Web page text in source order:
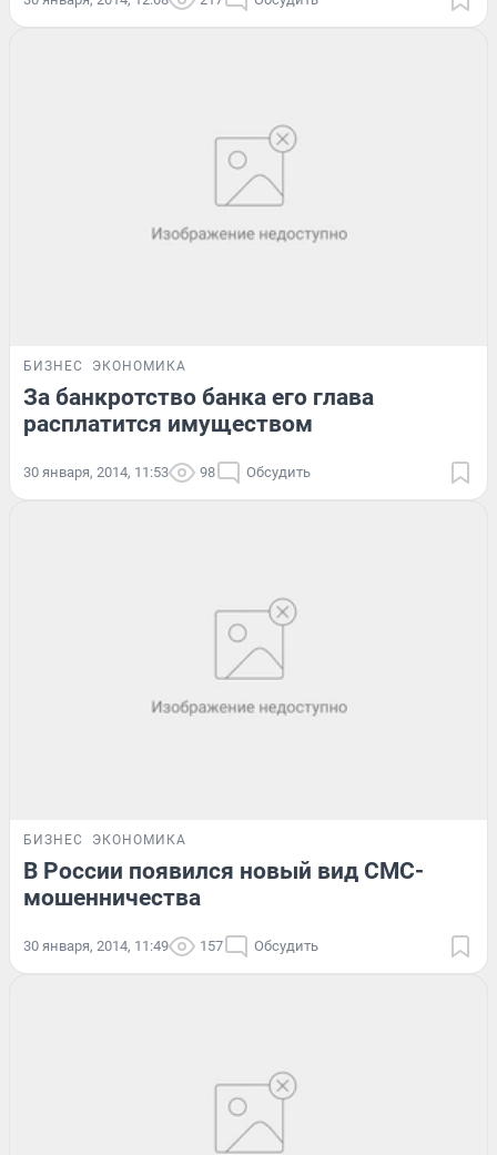
БИЗНЕС ЭКОНОМИКА
За банкротство банка его глава
расплатится имуществом
30 января, 2014, 11:53 98 Обсудить
БИЗНЕС ЭКОНОМИКА
В России появился новый вид СМС-
мошенничества
30 января, 2014, 11:49 157 Обсудить